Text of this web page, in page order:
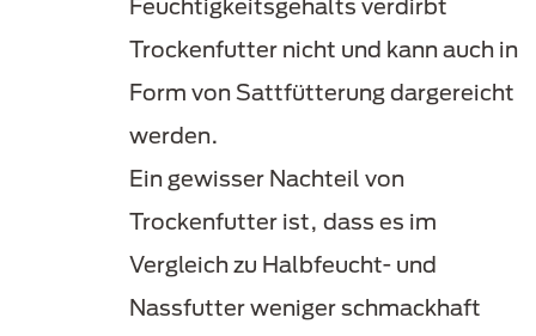
Feuchtigkeitsgehalts verdirbt
Trockenfutter nicht und kann auch in
Form von Sattfütterung dargereicht
werden.
Ein gewisser Nachteil von
Trockenfutter ist, dass es im
Vergleich zu Halbfeucht- und
Nassfutter weniger schmackhaft